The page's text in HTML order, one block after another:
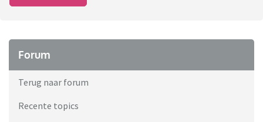
Forum
Terug naar forum
Recente topics